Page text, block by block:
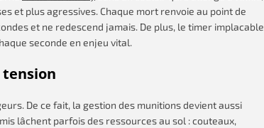
et plus agressives. Chaque mort renvoie au point de
et ne redescend jamais. De plus, le timer implacable
seconde en enjeu vital.
De ce fait, la gestion des munitions devient aussi
lâchent parfois des ressources au sol : couteaux,